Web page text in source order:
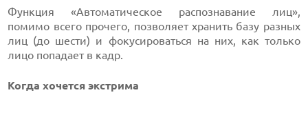
Функция «Автоматическое распознавание лиц»,
помимо всего прочего, позволяет хранить базу разных
лиц (до шести) и фокусироваться на них, как только
лицо попадает в кадр.
Когда хочется экстрима